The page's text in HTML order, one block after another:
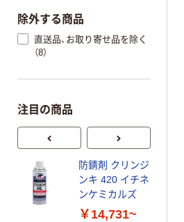
除外する商品
直送品、お取り寄せ品を除く
（8）
注目の商品
防錆剤 クリンジ
ンキ 420 イチネ
ンケミカルズ
￥14,731~